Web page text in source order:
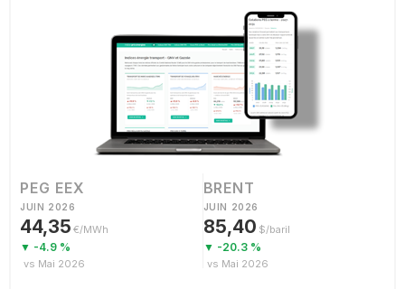
PEG EEX
JUIN 2026
44,35 €/MWh
▼ -4.9 %
vs Mai 2026
BRENT
JUIN 2026
85,40 $/baril
▼ -20.3 %
vs Mai 2026